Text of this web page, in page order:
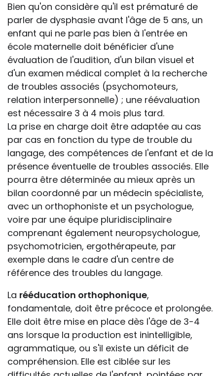
Bien qu'on considère qu'il est prématuré de
parler de dysphasie avant l'âge de 5 ans, un
enfant qui ne parle pas bien à l'entrée en
école maternelle doit bénéficier d'une
évaluation de l'audition, d'un bilan visuel et
d'un examen médical complet à la recherche
de troubles associés (psychomoteurs,
relation interpersonnelle) ; une réévaluation
est nécessaire 3 à 4 mois plus tard.
La prise en charge doit être adaptée au cas
par cas en fonction du type de trouble du
langage, des compétences de l'enfant et de la
présence éventuelle de troubles associés. Elle
pourra être déterminée au mieux après un
bilan coordonné par un médecin spécialiste,
avec un orthophoniste et un psychologue,
voire par une équipe pluridisciplinaire
comprenant également neuropsychologue,
psychomotricien, ergothérapeute, par
exemple dans le cadre d'un centre de
référence des troubles du langage.
La rééducation orthophonique,
fondamentale, doit être précoce et prolongée.
Elle doit être mise en place dès l'âge de 3-4
ans lorsque la production est inintelligible,
agrammatique, ou s'il existe un déficit de
compréhension. Elle est ciblée sur les